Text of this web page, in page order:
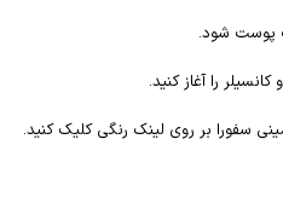
پوست شود.
را آغاز کنید.
سفورا بر روی لینک رنگی کلیک کنید.